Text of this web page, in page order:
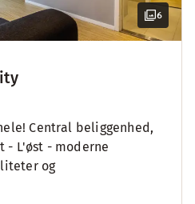
6
Central beliggenhed,
L'øst - moderne
og